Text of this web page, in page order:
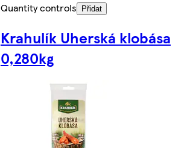
Quantity controls
Přidat
Krahulík Uherská klobása
0,280kg